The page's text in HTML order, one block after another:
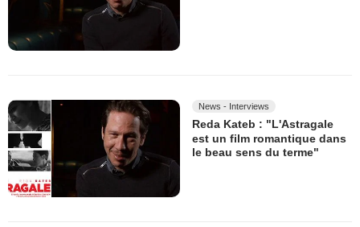
News - Interviews
Reda Kateb : "L'Astragale
est un film romantique dans
le beau sens du terme"